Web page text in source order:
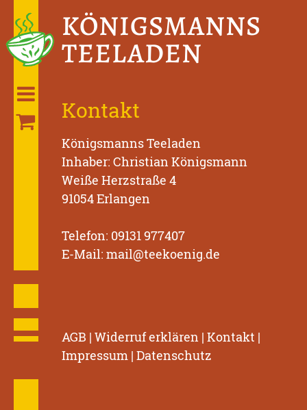
KÖNIGS­MANNS
TEELADEN
Kontakt
Königsmanns Teeladen
Inhaber: Christian Königsmann
Weiße Herzstraße 4
91054 Erlangen
Telefon: 09131 977407
E-Mail: mail@teekoenig.de
AGB | Widerruf erklären | Kontakt |
Impressum | Datenschutz